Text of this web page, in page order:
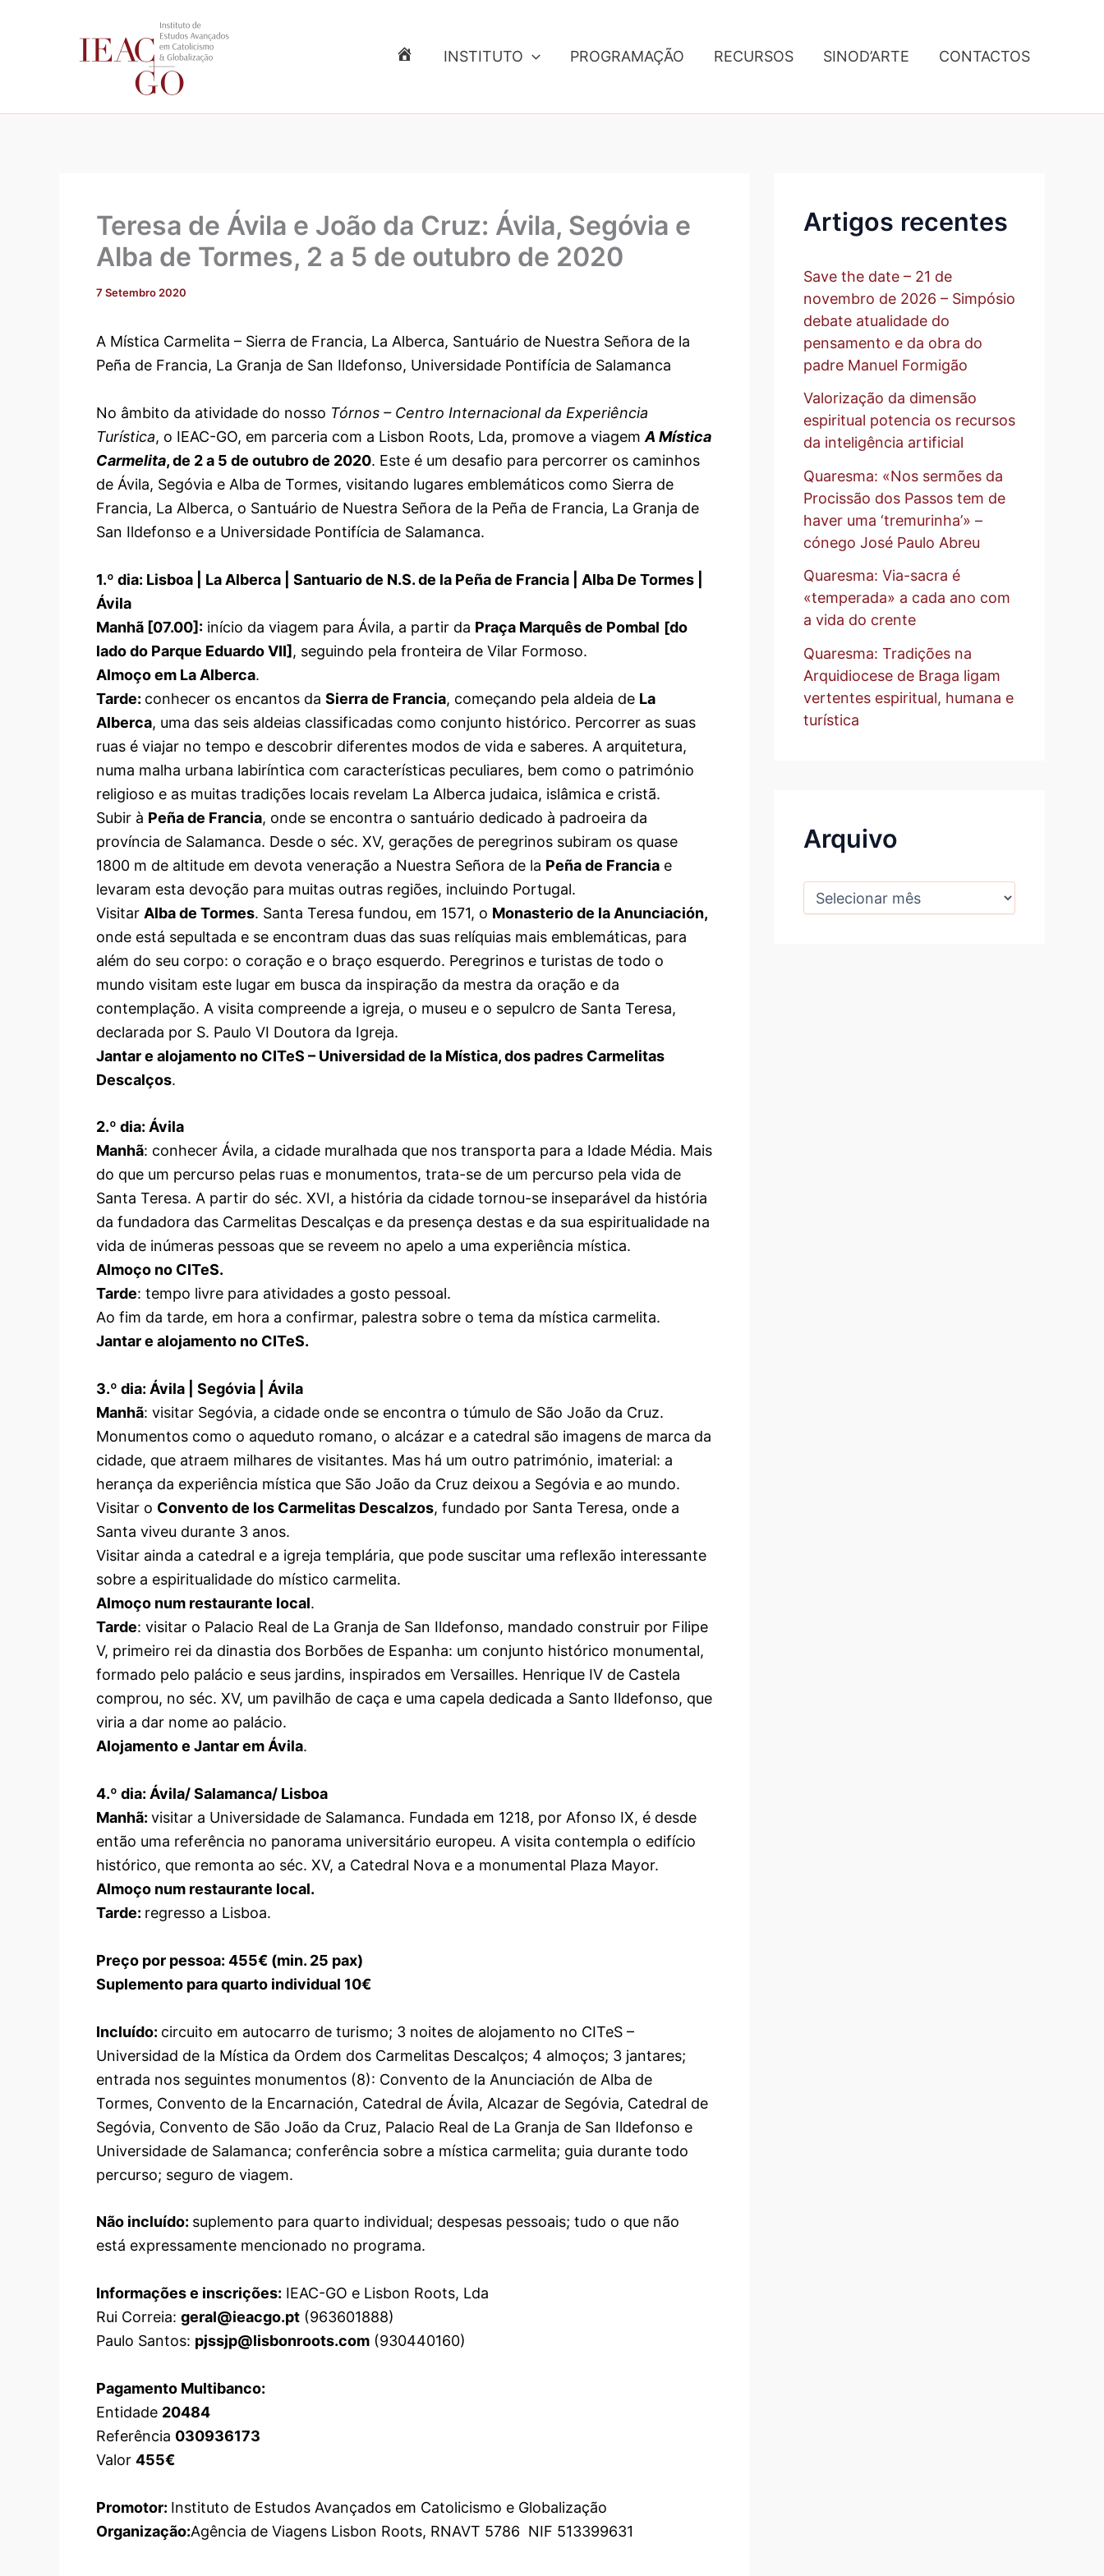
T
INSTITUTO PROGRAMAÇÃO RECURSOS SINOD’ARTE CONTACTOS
Teresa de Ávila e João da Cruz: Ávila, Segóvia e
Alba de Tormes, 2 a 5 de outubro de 2020
7 Setembro 2020
A Mística Carmelita – Sierra de Francia, La Alberca, Santuário de Nuestra Señora de la
Peña de Francia, La Granja de San Ildefonso, Universidade Pontifícia de Salamanca
No âmbito da atividade do nosso Tórnos – Centro Internacional da Experiência
Turística, o IEAC-GO, em parceria com a Lisbon Roots, Lda, promove a viagem A Mística
Carmelita, de 2 a 5 de outubro de 2020. Este é um desafio para percorrer os caminhos
de Ávila, Segóvia e Alba de Tormes, visitando lugares emblemáticos como Sierra de
Francia, La Alberca, o Santuário de Nuestra Señora de la Peña de Francia, La Granja de
San Ildefonso e a Universidade Pontifícia de Salamanca.
1.º dia: Lisboa | La Alberca | Santuario de N.S. de la Peña de Francia | Alba De Tormes |
Ávila
Manhã [07.00]: início da viagem para Ávila, a partir da Praça Marquês de Pombal [do
lado do Parque Eduardo VII], seguindo pela fronteira de Vilar Formoso.
Almoço em La Alberca.
Tarde: conhecer os encantos da Sierra de Francia, começando pela aldeia de La
Alberca, uma das seis aldeias classificadas como conjunto histórico. Percorrer as suas
ruas é viajar no tempo e descobrir diferentes modos de vida e saberes. A arquitetura,
numa malha urbana labiríntica com características peculiares, bem como o património
religioso e as muitas tradições locais revelam La Alberca judaica, islâmica e cristã.
Subir à Peña de Francia, onde se encontra o santuário dedicado à padroeira da
província de Salamanca. Desde o séc. XV, gerações de peregrinos subiram os quase
1800 m de altitude em devota veneração a Nuestra Señora de la Peña de Francia e
levaram esta devoção para muitas outras regiões, incluindo Portugal.
Visitar Alba de Tormes. Santa Teresa fundou, em 1571, o Monasterio de la Anunciación,
onde está sepultada e se encontram duas das suas relíquias mais emblemáticas, para
além do seu corpo: o coração e o braço esquerdo. Peregrinos e turistas de todo o
mundo visitam este lugar em busca da inspiração da mestra da oração e da
contemplação. A visita compreende a igreja, o museu e o sepulcro de Santa Teresa,
declarada por S. Paulo VI Doutora da Igreja.
Jantar e alojamento no CITeS – Universidad de la Mística, dos padres Carmelitas
Descalços.
2.º dia: Ávila
Manhã: conhecer Ávila, a cidade muralhada que nos transporta para a Idade Média. Mais
do que um percurso pelas ruas e monumentos, trata-se de um percurso pela vida de
Santa Teresa. A partir do séc. XVI, a história da cidade tornou-se inseparável da história
da fundadora das Carmelitas Descalças e da presença destas e da sua espiritualidade na
vida de inúmeras pessoas que se reveem no apelo a uma experiência mística.
Almoço no CITeS.
Tarde: tempo livre para atividades a gosto pessoal.
Ao fim da tarde, em hora a confirmar, palestra sobre o tema da mística carmelita.
Jantar e alojamento no CITeS.
3.º dia: Ávila | Segóvia | Ávila
Manhã: visitar Segóvia, a cidade onde se encontra o túmulo de São João da Cruz.
Monumentos como o aqueduto romano, o alcázar e a catedral são imagens de marca da
cidade, que atraem milhares de visitantes. Mas há um outro património, imaterial: a
herança da experiência mística que São João da Cruz deixou a Segóvia e ao mundo.
Visitar o Convento de los Carmelitas Descalzos, fundado por Santa Teresa, onde a
Santa viveu durante 3 anos.
Visitar ainda a catedral e a igreja templária, que pode suscitar uma reflexão interessante
sobre a espiritualidade do místico carmelita.
Almoço num restaurante local.
Tarde: visitar o Palacio Real de La Granja de San Ildefonso, mandado construir por Filipe
V, primeiro rei da dinastia dos Borbões de Espanha: um conjunto histórico monumental,
formado pelo palácio e seus jardins, inspirados em Versailles. Henrique IV de Castela
comprou, no séc. XV, um pavilhão de caça e uma capela dedicada a Santo Ildefonso, que
viria a dar nome ao palácio.
Alojamento e Jantar em Ávila.
4.º dia: Ávila/ Salamanca/ Lisboa
Manhã: visitar a Universidade de Salamanca. Fundada em 1218, por Afonso IX, é desde
então uma referência no panorama universitário europeu. A visita contempla o edifício
histórico, que remonta ao séc. XV, a Catedral Nova e a monumental Plaza Mayor.
Almoço num restaurante local.
Tarde: regresso a Lisboa.
Preço por pessoa: 455€ (min. 25 pax)
Suplemento para quarto individual 10€
Incluído: circuito em autocarro de turismo; 3 noites de alojamento no CITeS –
Universidad de la Mística da Ordem dos Carmelitas Descalços; 4 almoços; 3 jantares;
entrada nos seguintes monumentos (8): Convento de la Anunciación de Alba de
Tormes, Convento de la Encarnación, Catedral de Ávila, Alcazar de Segóvia, Catedral de
Segóvia, Convento de São João da Cruz, Palacio Real de La Granja de San Ildefonso e
Universidade de Salamanca; conferência sobre a mística carmelita; guia durante todo
percurso; seguro de viagem.
Não incluído: suplemento para quarto individual; despesas pessoais; tudo o que não
está expressamente mencionado no programa.
Informações e inscrições: IEAC-GO e Lisbon Roots, Lda
Rui Correia: geral@ieacgo.pt (963601888)
Paulo Santos: pjssjp@lisbonroots.com (930440160)
Pagamento Multibanco:
Entidade 20484
Referência 030936173
Valor 455€
Promotor: Instituto de Estudos Avançados em Catolicismo e Globalização
Organização:Agência de Viagens Lisbon Roots, RNAVT 5786 NIF 513399631
Artigos recentes
Save the date – 21 de
novembro de 2026 – Simpósio
debate atualidade do
pensamento e da obra do
padre Manuel Formigão
Valorização da dimensão
espiritual potencia os recursos
da inteligência artificial
Quaresma: «Nos sermões da
Procissão dos Passos tem de
haver uma ‘tremurinha’» –
cónego José Paulo Abreu
Quaresma: Via-sacra é
«temperada» a cada ano com
a vida do crente
Quaresma: Tradições na
Arquidiocese de Braga ligam
vertentes espiritual, humana e
turística
Arquivo